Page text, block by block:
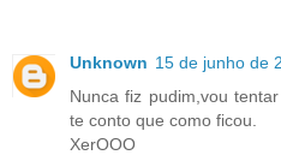
Unknown 15 de junho de
Nunca fiz pudim,vou
te conto que como ficou.
XerOOO